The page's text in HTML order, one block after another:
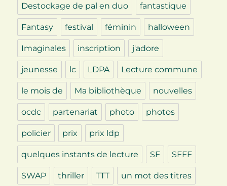
Destockage de pal en duo fantastique
Fantasy festival féminin halloween
Imaginales inscription j'adore
jeunesse lc LDPA Lecture commune
le mois de Ma bibliothèque nouvelles
ocdc partenariat photo photos
policier prix prix ldp
quelques instants de lecture SF SFFF
SWAP thriller TTT un mot des titres